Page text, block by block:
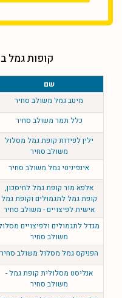
קופות גמל
שם
מיטב גמל משולב סחיר
כלל תמר משולב סחיר
ילין לפידות קופת גמל מסלול
משולב סחיר
אינפיניטי גמל משולב סחיר
אלפא מור קופת גמל לחיסכון,
קופת גמל לתגמולים וקופת גמל
אישית לפיצויים - משולב סחיר
מגדל לתגמולים ולפיצויים
משולב סחיר
הפניקס גמל מסלול משולב סחיר
אנליסט מסלולית קופת גמל -
משולב סחיר